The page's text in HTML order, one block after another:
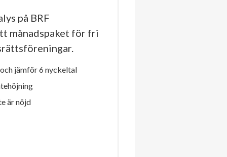
på BRF
månadspaket för fri
jämför 6 nyckeltal
är nöjd